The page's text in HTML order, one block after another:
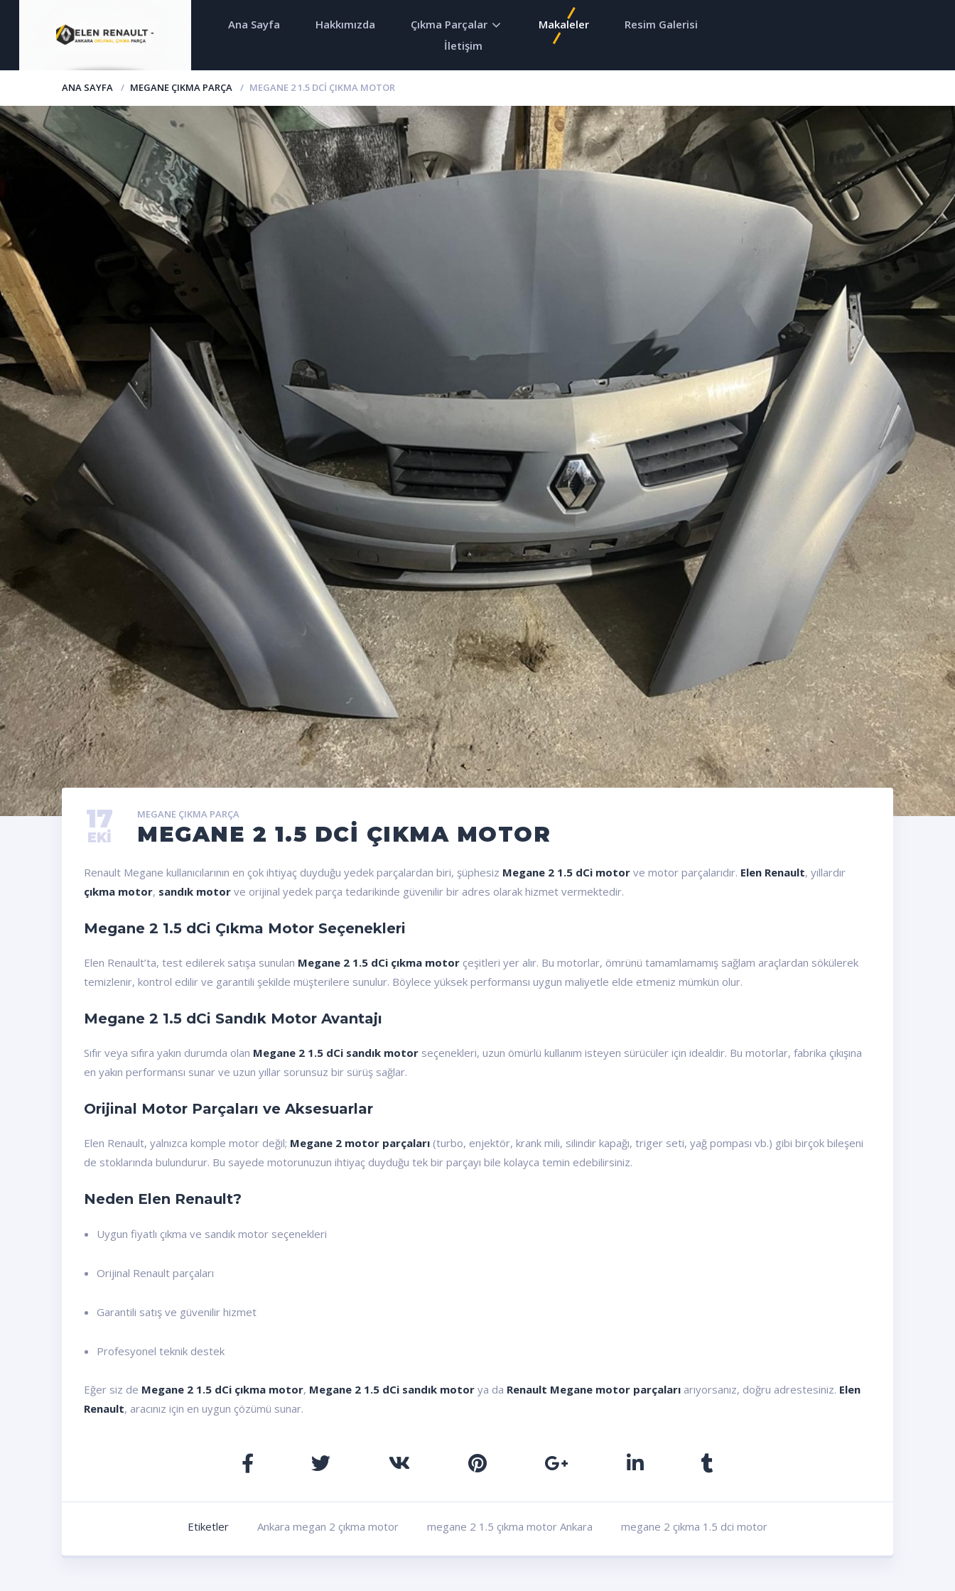
Ana Sayfa Hakkımızda Çıkma Parçalar Makaleler
Resim Galerisi
İletişim
ANA SAYFA MEGANE ÇIKMA PARÇA MEGANE 2 1.5 DCI ÇIKMA MOTOR
MEGANE ÇIKMA PARÇA
MEGANE 2 1.5 DCI ÇIKMA MOTOR
17
EKI
Renault Megane kullanıcılarının en çok ihtiyaç duyduğu yedek parçalardan biri, şüphesiz Megane 2 1.5 dCi motor ve motor parçalarıdır. Elen Renault, yıllardır
çıkma motor, sandık motor ve orijinal yedek parça tedarikinde güvenilir bir adres olarak hizmet vermektedir.
Megane 2 1.5 dCi Çıkma Motor Seçenekleri
Elen Renault’ta, test edilerek satışa sunulan Megane 2 1.5 dCi çıkma motor çeşitleri yer alır. Bu motorlar, ömrünü tamamlamamış sağlam araçlardan sökülerek
temizlenir, kontrol edilir ve garantili şekilde müşterilere sunulur. Böylece yüksek performansı uygun maliyetle elde etmeniz mümkün olur.
Megane 2 1.5 dCi Sandık Motor Avantajı
Sıfır veya sıfıra yakın durumda olan Megane 2 1.5 dCi sandık motor seçenekleri, uzun ömürlü kullanım isteyen sürücüler için idealdir. Bu motorlar, fabrika çıkışına
en yakın performansı sunar ve uzun yıllar sorunsuz bir sürüş sağlar.
Orijinal Motor Parçaları ve Aksesuarlar
Elen Renault, yalnızca komple motor değil; Megane 2 motor parçaları (turbo, enjektör, krank mili, silindir kapağı, triger seti, yağ pompası vb.) gibi birçok bileşeni
de stoklarında bulundurur. Bu sayede motorunuzun ihtiyaç duyduğu tek bir parçayı bile kolayca temin edebilirsiniz.
Neden Elen Renault?
Uygun fiyatlı çıkma ve sandık motor seçenekleri
Orijinal Renault parçaları
Garantili satış ve güvenilir hizmet
Profesyonel teknik destek
Eğer siz de Megane 2 1.5 dCi çıkma motor, Megane 2 1.5 dCi sandık motor ya da Renault Megane motor parçaları arıyorsanız, doğru adrestesiniz. Elen
Renault, aracınız için en uygun çözümü sunar.
Etiketler Ankara megan 2 çıkma motor megane 2 1.5 çıkma motor Ankara megane 2 çıkma 1.5 dci motor